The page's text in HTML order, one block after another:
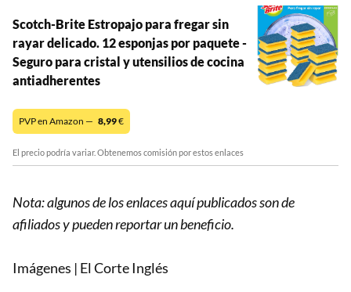
Scotch-Brite Estropajo para fregar sin
rayar delicado. 12 esponjas por paquete -
Seguro para cristal y utensilios de cocina
antiadherentes
PVP en Amazon — 8,99€
El precio podría variar. Obtenemos comisión por estos enlaces
Nota: algunos de los enlaces aquí publicados son de
afiliados y pueden reportar un beneficio.
Imágenes | El Corte Inglés